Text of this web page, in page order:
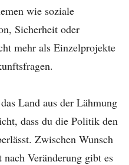
wie soziale
Sicherheit oder
mehr als Einzelprojekte
Land aus der Lähmung
dass du die Politik den
Zwischen Wunsch
Veränderung gibt es